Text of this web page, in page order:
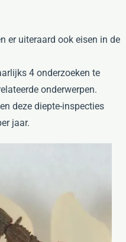
er uiteraard ook eisen in de
4 onderzoeken te
onderwerpen.
deze diepte-inspecties
jaar.